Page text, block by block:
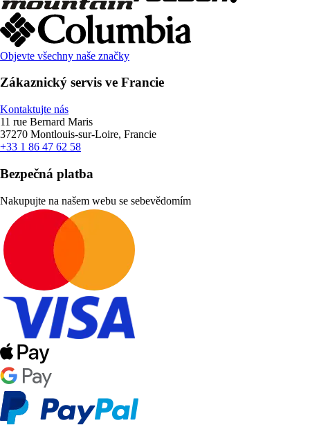
Objevte všechny naše značky
Zákaznický servis ve Francie
Kontaktujte nás
11 rue Bernard Maris
37270 Montlouis-sur-Loire, Francie
+33 1 86 47 62 58
Bezpečná platba
Nakupujte na našem webu se sebevědomím